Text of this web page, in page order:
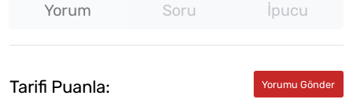
Yorum Soru İpucu
Tarifi Puanla: